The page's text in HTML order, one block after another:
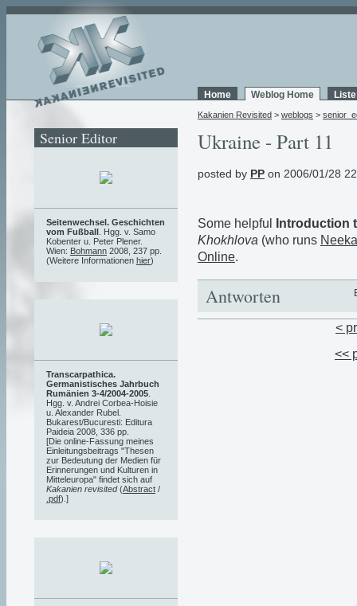
Home Weblog Home
Kakanien Revisited > weblogs >
Ukraine - Part 11
posted by PP on 2006/01/28
Some helpful
Introduction
Khokhlova (who runs
Online.
Antworten
<
<<
Senior Editor
Seitenwechsel. Geschichten
vom Fußball . Hgg. v. Samo
Kobenter u. Peter Plener.
Wien: Bohmann 2008, 237 pp.
(Weitere Informationen hier)
Transcarpathica.
Germanistisches Jahrbuch
Rumänien 3-4/2004-2005
Hgg. v. Andrei Corbea-Hoisie
u. Alexander Rubel.
Bukarest/Bucuresti: Editura
Paideia 2008, 336 pp.
[Die online-Fassung meines
Einleitungsbeitrags "Thesen
zur Bedeutung der Medien für
Erinnerungen und Kulturen in
Mitteleuropa" findet sich auf
Kakanien revisited(Abstract /
.pdf).]